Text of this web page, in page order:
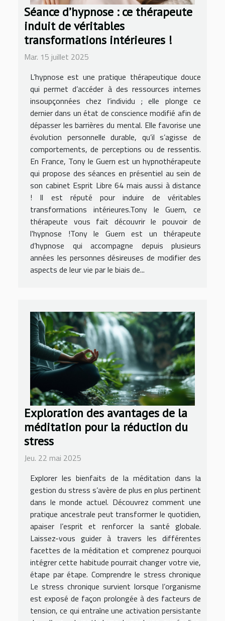
Séance d’hypnose : ce thérapeute
induit de véritables
transformations intérieures !
Mar. 15 juillet 2025
L’hypnose est une pratique thérapeutique douce
qui permet d’accéder à des ressources internes
insoupçonnées chez l’individu ; elle plonge ce
dernier dans un état de conscience modifié afin de
dépasser les barrières du mental. Elle favorise une
évolution personnelle durable, qu’il s’agisse de
comportements, de perceptions ou de ressentis.
En France, Tony le Guern est un hypnothérapeute
qui propose des séances en présentiel au sein de
son cabinet Esprit Libre 64 mais aussi à distance
! Il est réputé pour induire de véritables
transformations intérieures.Tony le Guern, ce
thérapeute vous fait découvrir le pouvoir de
l'hypnose !Tony le Guern est un thérapeute
d’hypnose qui accompagne depuis plusieurs
années les personnes désireuses de modifier des
aspects de leur vie par le biais de...
Exploration des avantages de la
méditation pour la réduction du
stress
Jeu. 22 mai 2025
Explorer les bienfaits de la méditation dans la
gestion du stress s’avère de plus en plus pertinent
dans le monde actuel. Découvrez comment une
pratique ancestrale peut transformer le quotidien,
apaiser l’esprit et renforcer la santé globale.
Laissez-vous guider à travers les différentes
facettes de la méditation et comprenez pourquoi
intégrer cette habitude pourrait changer votre vie,
étape par étape. Comprendre le stress chronique
Le stress chronique survient lorsque l’organisme
est exposé de façon prolongée à des facteurs de
tension, ce qui entraîne une activation persistante